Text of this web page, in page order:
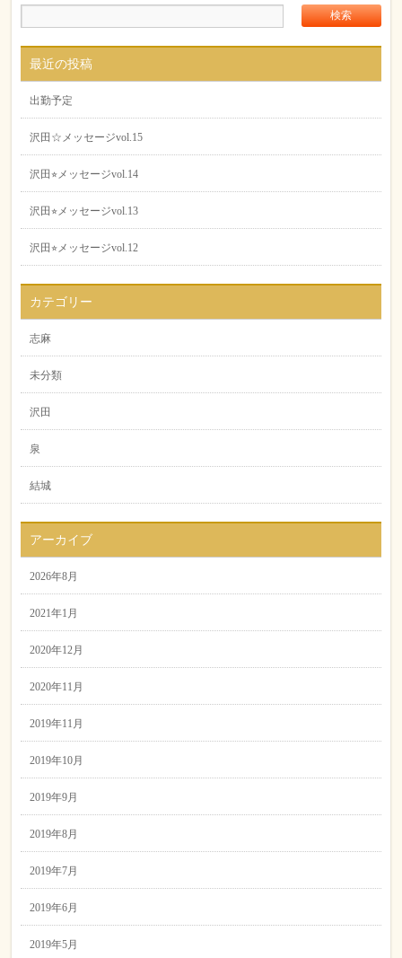
最近の投稿
出勤予定
沢田☆メッセージvol.15
沢田⭐︎メッセージvol.14
沢田⭐︎メッセージvol.13
沢田⭐︎メッセージvol.12
カテゴリー
志麻
未分類
沢田
泉
結城
アーカイブ
2026年8月
2021年1月
2020年12月
2020年11月
2019年11月
2019年10月
2019年9月
2019年8月
2019年7月
2019年6月
2019年5月